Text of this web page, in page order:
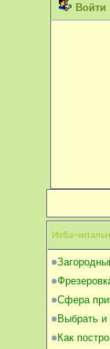
Войти
Изба-
Сфера
Выбрать и
Как